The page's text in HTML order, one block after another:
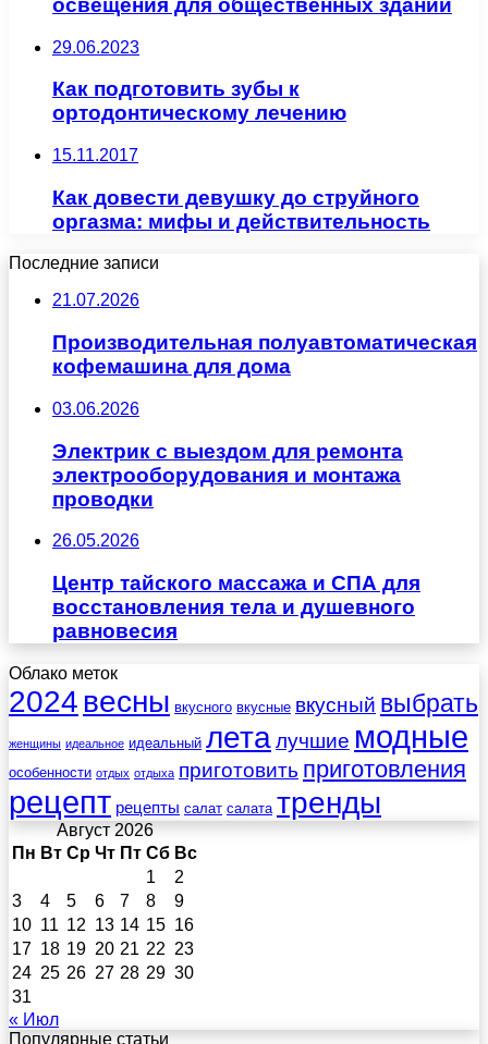
освещения для общественных зданий
29.06.2023
Как подготовить зубы к
ортодонтическому лечению
15.11.2017
Как довести девушку до струйного
оргазма: мифы и действительность
Последние записи
21.07.2026
Производительная полуавтоматическая
кофемашина для дома
03.06.2026
Электрик с выездом для ремонта
электрооборудования и монтажа
проводки
26.05.2026
Центр тайского массажа и СПА для
восстановления тела и душевного
равновесия
Облако меток
2024 весны вкусного вкусные вкусный выбрать
женщины идеальное идеальный леталучшие модные
особенности отдых отдыха приготовить приготовления
рецепт рецепты салат салата тренды
Август 2026
Пн Вт Ср Чт Пт Сб Вс
1
2
3
4 5 6 7 8
9
10 11 12 13 14 15 16
17 18 19 20 21 22 23
24 25 26 27 28 29 30
31
« Июл
Популярные статьи